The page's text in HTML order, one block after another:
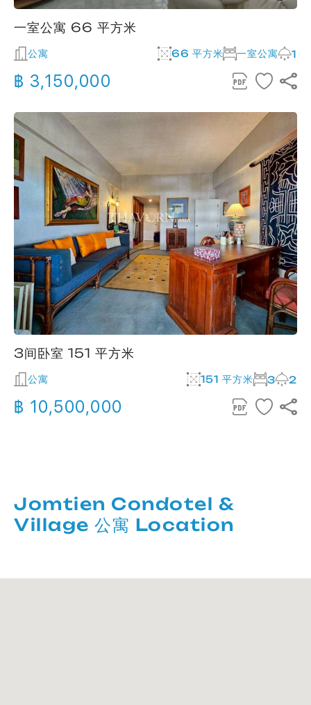
一室公寓 66 平方米
公寓 66 平方米 一室公寓 1
฿ 3,150,000
3间卧室 151 平方米
公寓 151 平方米 3 2
฿ 10,500,000
Jomtien Condotel &
Village 公寓 Location